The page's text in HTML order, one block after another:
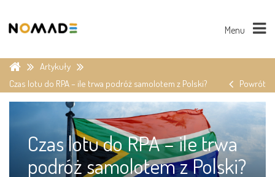
Menu
Artykuły
Czas lotu do RPA – ile trwa podróż samolotem z Polski?
Powrót
Czas lotu do RPA – ile trwa
podróż samolotem z Polski?